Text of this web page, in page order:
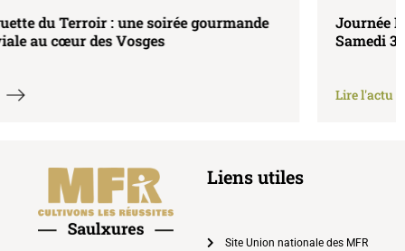
Journée Portes Ouvertes à la MFR de Saulxures –
Samedi 30 mai 2026
Liens utiles
Site Union nationale des MFR